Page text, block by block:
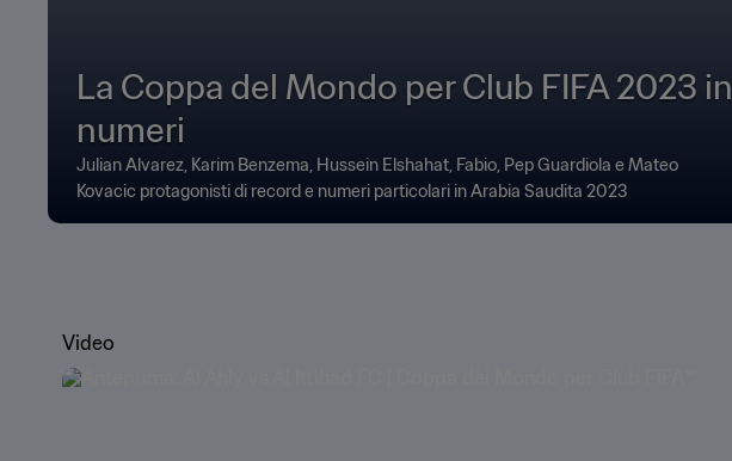
La Coppa del Mondo per Club FIFA 2023 in
numeri
Julian Alvarez, Karim Benzema, Hussein Elshahat, Fabio, Pep Guardiola e Mateo
Kovacic protagonisti di record e numeri particolari in Arabia Saudita 2023
Video